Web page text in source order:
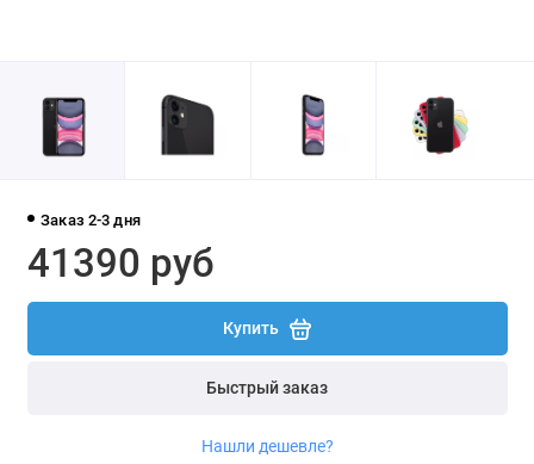
Заказ 2-3 дня
41390 руб
Купить
Быстрый заказ
Нашли дешевле?